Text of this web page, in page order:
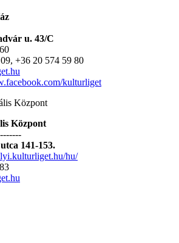
u. 43/C
+36 20 574 59 80
kulturliget
Központ
141-153.
hu/